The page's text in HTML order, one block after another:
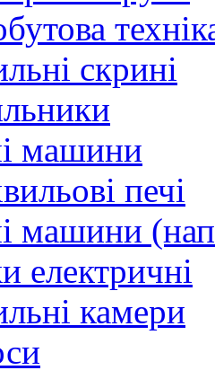
скрині
машини
печі
машини
електричні
камери